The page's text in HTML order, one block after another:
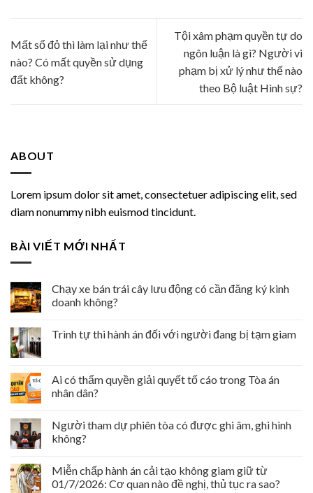
Mất sổ đỏ thì làm lại như thế
nào? Có mất quyền sử dụng
đất không?
Tội xâm phạm quyền tự do
ngôn luận là gì? Người vi
phạm bị xử lý như thế nào
theo Bộ luật Hình sự?
ABOUT
Lorem ipsum dolor sit amet, consectetuer adipiscing elit, sed
diam nonummy nibh euismod tincidunt.
BÀI VIẾT MỚI NHẤT
Chạy xe bán trái cây lưu động có cần đăng ký kinh
doanh không?
Trình tự thi hành án đối với người đang bị tạm giam
Ai có thẩm quyền giải quyết tố cáo trong Tòa án
nhân dân?
Người tham dự phiên tòa có được ghi âm, ghi hình
không?
Miễn chấp hành án cải tạo không giam giữ từ
01/7/2026: Cơ quan nào đề nghị, thủ tục ra sao?